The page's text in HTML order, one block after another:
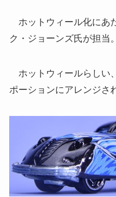
ホットウィール化にあ
ク・ジョーンズ氏が担当。
ホットウィールらしい
ポーションにアレンジさ